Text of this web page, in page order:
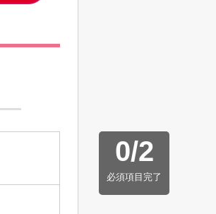
0/2
必須項目完了